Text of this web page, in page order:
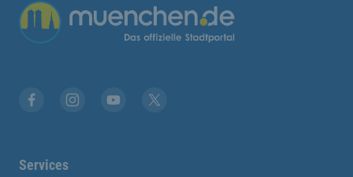
Übergreifende Links
Services